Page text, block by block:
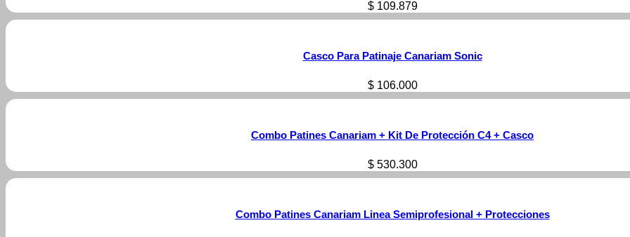
$109.879
Casco Para Patinaje Canariam Sonic
$106.000
Combo Patines Canariam + Kit De Protección C4 + Casco
$530.300
Combo Patines Canariam Linea Semiprofesional + Protecciones